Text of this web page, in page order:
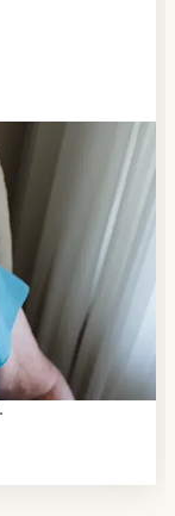
Anbieters
telefonisch,
zum
vielen
auch